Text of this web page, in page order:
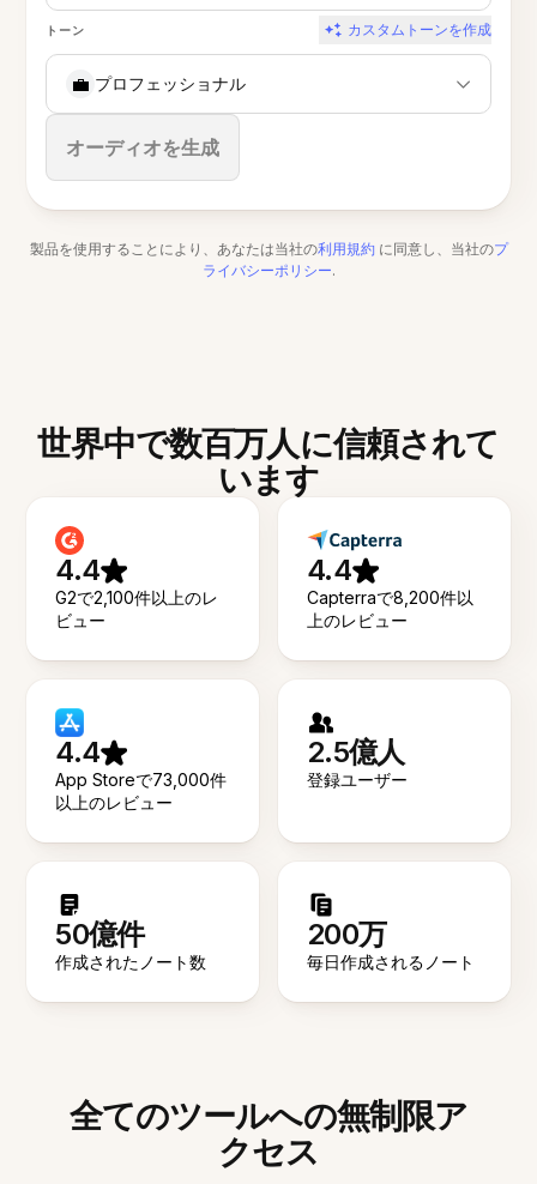
トーン カスタムトーンを作成
💼 プロフェッショナル
オーディオを生成
停止
製品を使用することにより、あなたは当社の利用規約 に同意し、当社のプ
ライバシーポリシー.
世界中で数百万人に信頼されて
います
4.4
G2で2,100件以上のレ
ビュー
4.4
Capterraで8,200件以
上のレビュー
4.4
App Storeで73,000件
以上のレビュー
2.5億人
登録ユーザー
50億件
作成されたノート数
200万
毎日作成されるノート
全てのツールへの無制限ア
クセス